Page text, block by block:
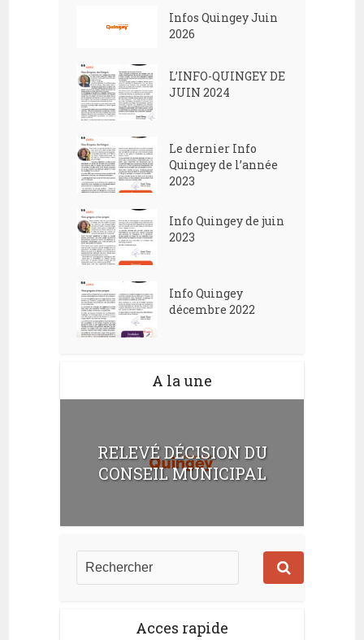
Infos Quingey Juin
2026
L’INFO-QUINGEY DE
JUIN 2024
Le dernier Info
Quingey de l’année
2023
Info Quingey de juin
2023
Info Quingey
décembre 2022
A la une
RELEVÉ DÉCISION DU
CONSEIL MUNICIPAL
Acces rapide